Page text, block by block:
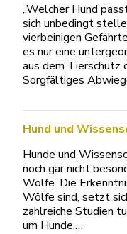
„Welcher Hund
sich unbedingt
vierbeinigen
es nur eine
aus dem Tierschutz
Sorgfältiges
Hund und
Hunde und
noch gar nicht
Wölfe. Die
Wölfe sind, setzt
zahlreiche Studien
um Hunde,…